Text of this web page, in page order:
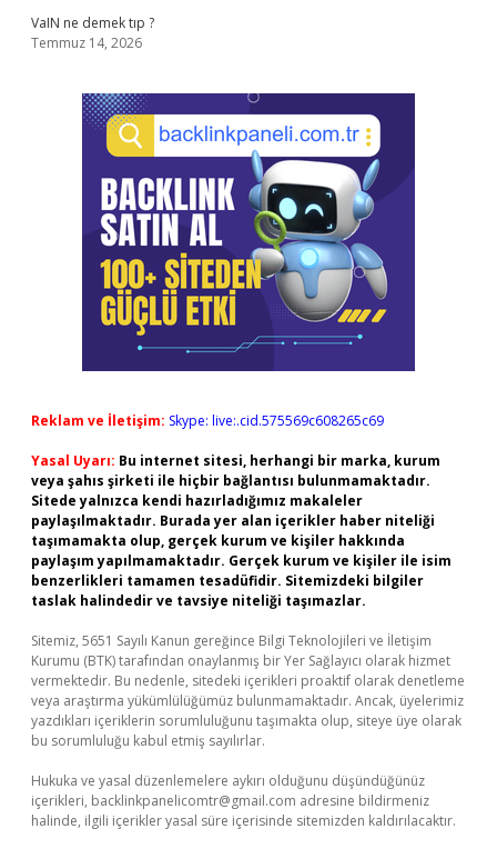
VaIN ne demek tıp ?
Temmuz 14, 2026
Reklam ve İletişim: Skype: live:.cid.575569c608265c69
Yasal Uyarı: Bu internet sitesi, herhangi bir marka, kurum
veya şahıs şirketi ile hiçbir bağlantısı bulunmamaktadır.
Sitede yalnızca kendi hazırladığımız makaleler
paylaşılmaktadır. Burada yer alan içerikler haber niteliği
taşımamakta olup, gerçek kurum ve kişiler hakkında
paylaşım yapılmamaktadır. Gerçek kurum ve kişiler ile isim
benzerlikleri tamamen tesadüfidir. Sitemizdeki bilgiler
taslak halindedir ve tavsiye niteliği taşımazlar.
Sitemiz, 5651 Sayılı Kanun gereğince Bilgi Teknolojileri ve İletişim
Kurumu (BTK) tarafından onaylanmış bir Yer Sağlayıcı olarak hizmet
vermektedir. Bu nedenle, sitedeki içerikleri proaktif olarak denetleme
veya araştırma yükümlülüğümüz bulunmamaktadır. Ancak, üyelerimiz
yazdıkları içeriklerin sorumluluğunu taşımakta olup, siteye üye olarak
bu sorumluluğu kabul etmiş sayılırlar.
Hukuka ve yasal düzenlemelere aykırı olduğunu düşündüğünüz
içerikleri, backlinkpanelicomtr@gmail.com adresine bildirmeniz
halinde, ilgili içerikler yasal süre içerisinde sitemizden kaldırılacaktır.